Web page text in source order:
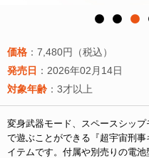
価格 ：7,480円（税込）
発売日 ：2026年02月14日
対象年齢 ：3才以上
変身武器モード、スペースシッ
で遊ぶことができる『超宇宙刑
イテムです。付属や別売りの電